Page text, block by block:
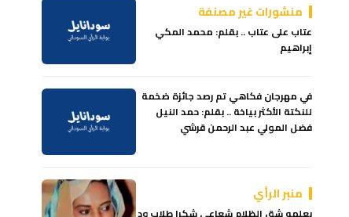
منشورات غير مصنفة
عتاب على عتاب .. بقلم: محمد المكي
إبراهيم
في مهرجان فكاهي تم رصد جائزة ضخمة
للنكتة الأكثر بياخة .. بقلم: حمد النيل
فضل المولي عبد الرحمن قرشي
منبر الرأي
بعلمه شق الظلام شعاعي شكرا طلاب ود